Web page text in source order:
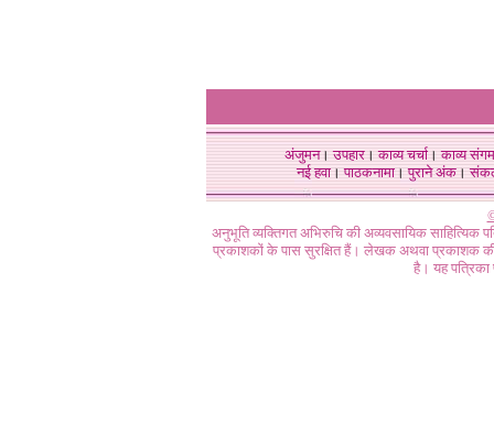
अंजुमन।उपहार।काव्य चर्चा।काव्य संगम
नई हवा। पाठकनामा। पुराने अंक।
अनुभूति व्यक्तिगत अभिरुचि की अव्यवसायिक
प्रकाशकों के पास सुरक्षित हैं। लेखक अथवा प्रकाशक की
है। यह पत्रिका